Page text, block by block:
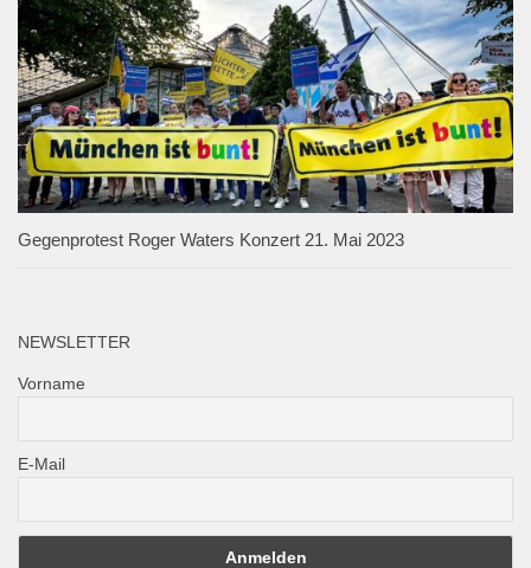
Gegenprotest Roger Waters Konzert 21. Mai 2023
NEWSLETTER
Vorname
E-Mail